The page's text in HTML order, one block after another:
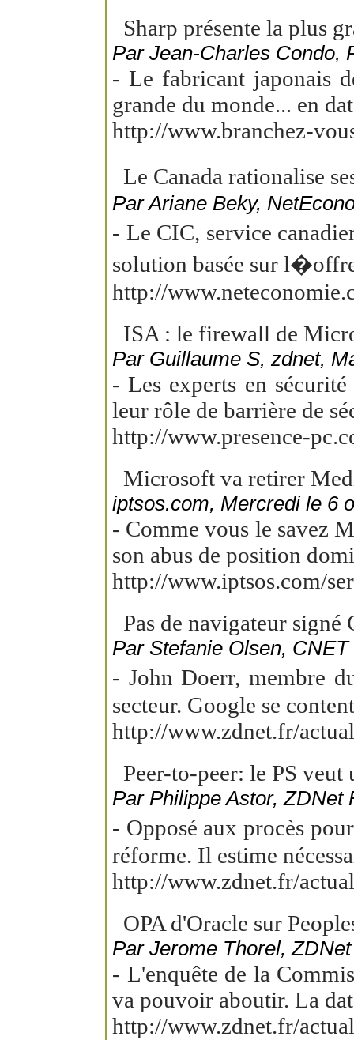
Sharp présente la plus
Par Jean-Charles Condo,
- Le fabricant japonais
grande du monde... en
http://www.branchez-
Le Canada rationalise
Par Ariane Beky,
- Le CIC, service
solution basée sur
http://
ISA : le firewall de
Par Guillaume S, zdnet,
- Les experts en
leur rôle de barrière de
http://www.presence-
Microsoft va retirer
iptsos.com, Mercredi le 6
- Comme vous le savez
son abus de position
http://www.iptsos.com/
Pas de navigateur signé
Par Stefanie Olsen,
- John Doerr, membre
secteur. Google se
http://www.zdnet.fr/
Peer-to-peer: le PS veut
Par Philippe Astor, ZDNet
- Opposé aux procès
réforme. Il estime
http://www.zdnet.fr/
OPA d'Oracle sur
Par Jerome Thorel,
- L'enquête de la
va pouvoir aboutir. La
http://www.zdnet.fr/